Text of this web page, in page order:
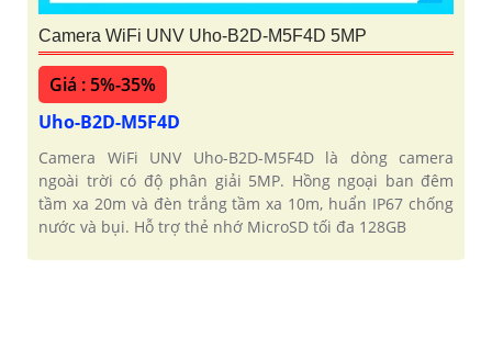
Camera WiFi UNV Uho-B2D-M5F4D 5MP
Giá : 5%-35%
Uho-B2D-M5F4D
Camera WiFi UNV Uho-B2D-M5F4D là dòng camera
ngoài trời có độ phân giải 5MP. Hồng ngoại ban đêm
tầm xa 20m và đèn trắng tầm xa 10m, huẩn IP67 chống
nước và bụi. Hỗ trợ thẻ nhớ MicroSD tối đa 128GB